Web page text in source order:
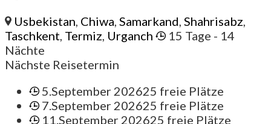
Usbekistan, Chiwa,Samarkand,Shahrisabz,
Taschkent, Termiz, Urganch 15 Tage - 14
Nächte
Nächste Reisetermin
5.September 202625 freie Plätze
7.September 202625 freie Plätze
11.September 202625 freie Plätze